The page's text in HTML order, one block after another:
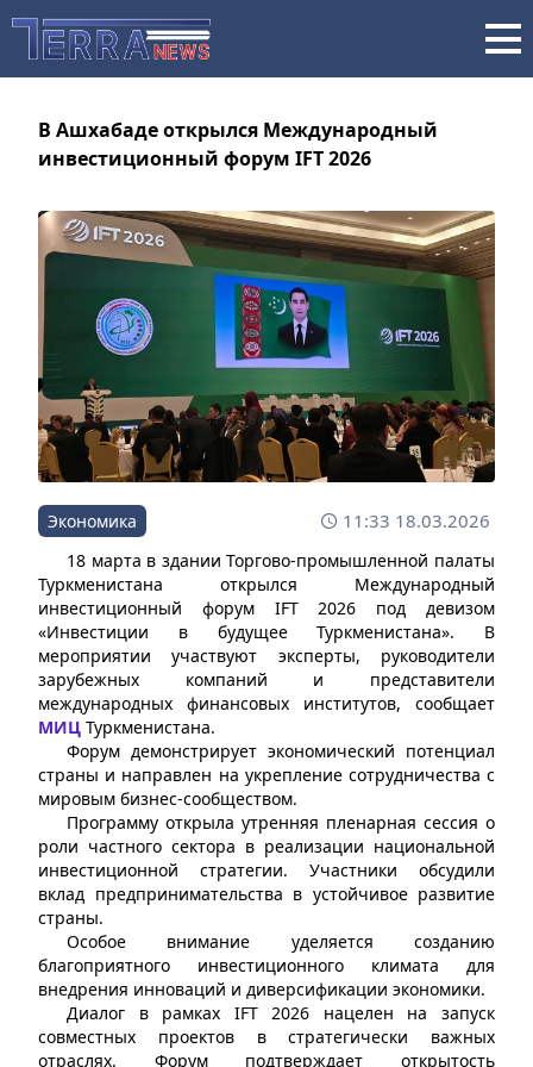
В Ашхабаде открылся Международный
инвестиционный форум IFT 2026
Экономика 11:33 18.03.2026
18 марта в здании Торгово-промышленной палаты
Туркменистана открылся Международный
инвестиционный форум IFT 2026 под девизом
«Инвестиции в будущее Туркменистана». В
мероприятии участвуют эксперты, руководители
зарубежных компаний и представители
международных финансовых институтов, сообщает
МИЦ Туркменистана.
Форум демонстрирует экономический потенциал
страны и направлен на укрепление сотрудничества с
мировым бизнес-сообществом.
Программу открыла утренняя пленарная сессия о
роли частного сектора в реализации национальной
инвестиционной стратегии. Участники обсудили
вклад предпринимательства в устойчивое развитие
страны.
Особое внимание уделяется созданию
благоприятного инвестиционного климата для
внедрения инноваций и диверсификации экономики.
Диалог в рамках IFT 2026 нацелен на запуск
совместных проектов в стратегически важных
отраслях. Форум подтверждает открытость